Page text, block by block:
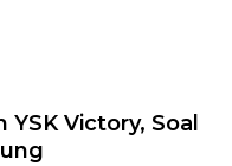
Victory, Soal